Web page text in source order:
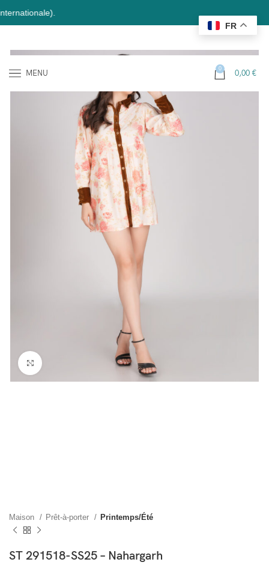
MENU 0 0,00 €
Cliquez pour agrandir
Maison Prêt-à-porter Printemps/Été
ST 291518-SS25 – Nahargarh
FR